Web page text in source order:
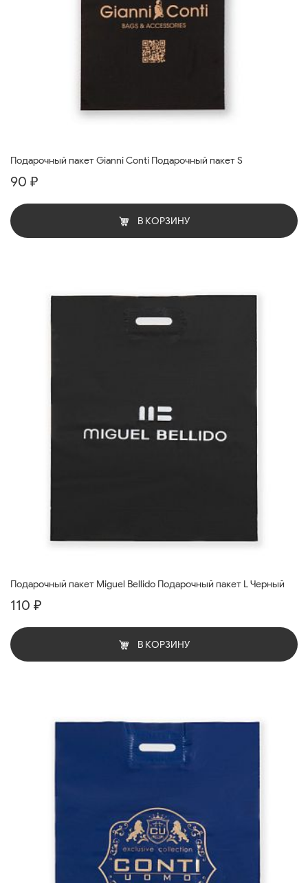
Подарочный пакет Gianni Conti Подарочный пакет S
90 ₽
В КОРЗИНУ
Подарочный пакет Miguel Bellido Подарочный пакет L Черный
110 ₽
В КОРЗИНУ